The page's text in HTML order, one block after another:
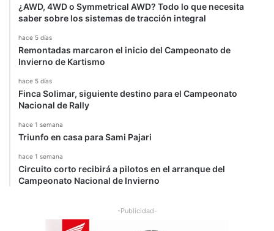
¿AWD, 4WD o Symmetrical AWD? Todo lo que necesita
saber sobre los sistemas de tracción integral
hace 5 días
Remontadas marcaron el inicio del Campeonato de
Invierno de Kartismo
hace 5 días
Finca Solimar, siguiente destino para el Campeonato
Nacional de Rally
hace 1 semana
Triunfo en casa para Sami Pajari
hace 1 semana
Circuito corto recibirá a pilotos en el arranque del
Campeonato Nacional de Invierno
-Publicidad-